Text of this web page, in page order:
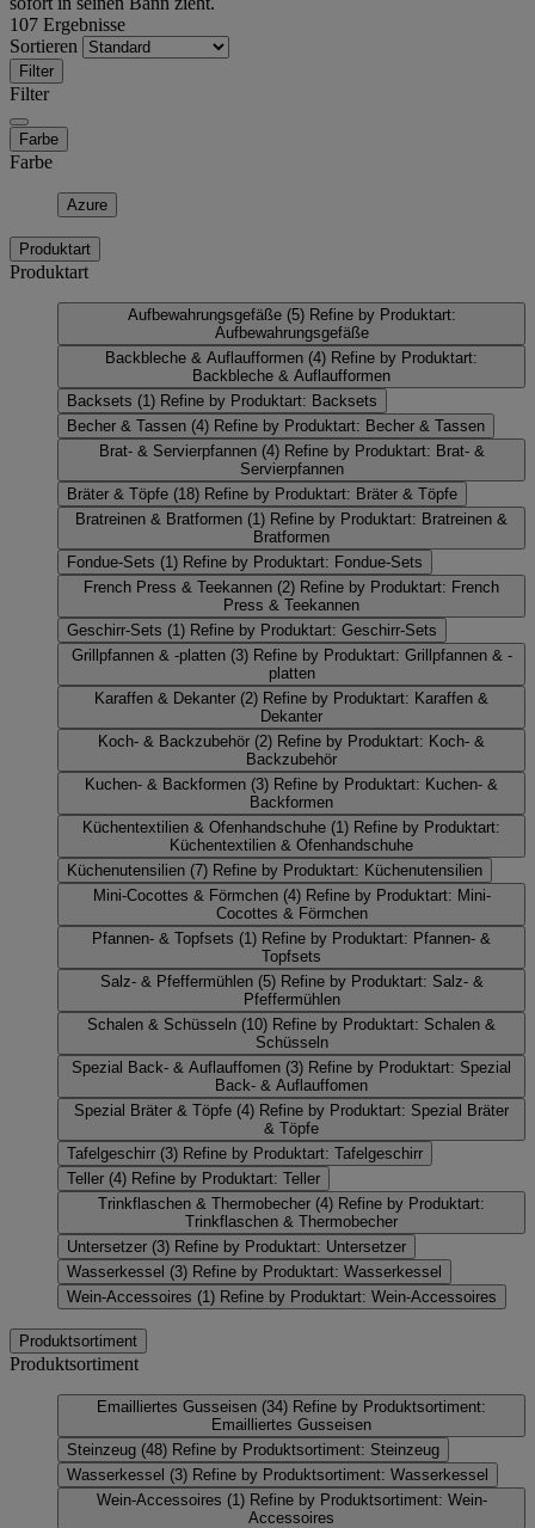
107 Ergebnisse
Sortieren
Filter
Filter
Farbe
Farbe
Azure
Produktart
Produktart
Aufbewahrungsgefäße (5) Refine by Produktart:
Aufbewahrungsgefäße
Backbleche & Auflaufformen (4) Refine by Produktart:
Backbleche & Auflaufformen
Backsets (1) Refine by Produktart: Backsets
Becher & Tassen (4) Refine by Produktart: Becher & Tassen
Brat- & Servierpfannen (4) Refine by Produktart: Brat- &
Servierpfannen
Bräter & Töpfe (18) Refine by Produktart: Bräter & Töpfe
Bratreinen & Bratformen (1) Refine by Produktart: Bratreinen &
Bratformen
Fondue-Sets (1) Refine by Produktart: Fondue-Sets
French Press & Teekannen (2) Refine by Produktart: French
Press & Teekannen
Geschirr-Sets (1) Refine by Produktart: Geschirr-Sets
Grillpfannen & -platten (3) Refine by Produktart: Grillpfannen & -
platten
Karaffen & Dekanter (2) Refine by Produktart: Karaffen &
Dekanter
Koch- & Backzubehör (2) Refine by Produktart: Koch- &
Backzubehör
Kuchen- & Backformen (3) Refine by Produktart: Kuchen- &
Backformen
Küchentextilien & Ofenhandschuhe (1) Refine by Produktart:
Küchentextilien & Ofenhandschuhe
Küchenutensilien (7) Refine by Produktart: Küchenutensilien
Mini-Cocottes & Förmchen (4) Refine by Produktart: Mini-
Cocottes & Förmchen
Pfannen- & Topfsets (1) Refine by Produktart: Pfannen- &
Topfsets
Salz- & Pfeffermühlen (5) Refine by Produktart: Salz- &
Pfeffermühlen
Schalen & Schüsseln (10) Refine by Produktart: Schalen &
Schüsseln
Spezial Back- & Auflauffomen (3) Refine by Produktart: Spezial
Back- & Auflauffomen
Spezial Bräter & Töpfe (4) Refine by Produktart: Spezial Bräter
& Töpfe
Tafelgeschirr (3) Refine by Produktart: Tafelgeschirr
Teller (4) Refine by Produktart: Teller
Trinkflaschen & Thermobecher (4) Refine by Produktart:
Trinkflaschen & Thermobecher
Untersetzer (3) Refine by Produktart: Untersetzer
Wasserkessel (3) Refine by Produktart: Wasserkessel
Wein-Accessoires (1) Refine by Produktart: Wein-Accessoires
Produktsortiment
Produktsortiment
Emailliertes Gusseisen (34) Refine by Produktsortiment:
Emailliertes Gusseisen
Steinzeug (48) Refine by Produktsortiment: Steinzeug
Wasserkessel (3) Refine by Produktsortiment: Wasserkessel
Wein-Accessoires (1) Refine by Produktsortiment: Wein-
Accessoires